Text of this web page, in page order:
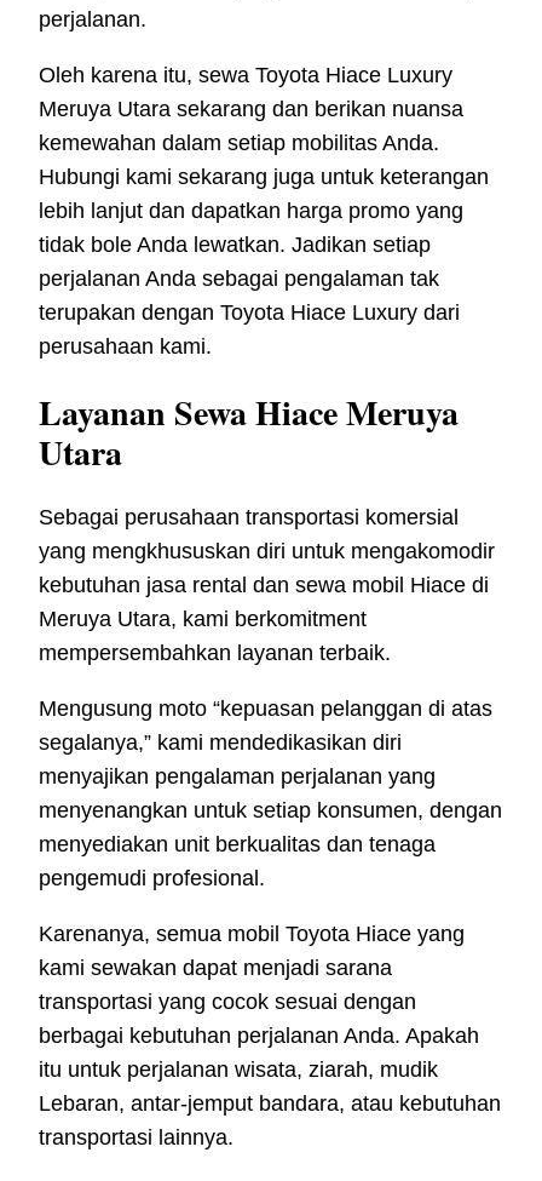
perjalanan.
Oleh karena itu, sewa Toyota Hiace Luxury
Meruya Utara sekarang dan berikan nuansa
kemewahan dalam setiap mobilitas Anda.
Hubungi kami sekarang juga untuk keterangan
lebih lanjut dan dapatkan harga promo yang
tidak bole Anda lewatkan. Jadikan setiap
perjalanan Anda sebagai pengalaman tak
terupakan dengan Toyota Hiace Luxury dari
perusahaan kami.
Layanan Sewa Hiace Meruya
Utara
Sebagai perusahaan transportasi komersial
yang mengkhususkan diri untuk mengakomodir
kebutuhan jasa rental dan sewa mobil Hiace di
Meruya Utara, kami berkomitment
mempersembahkan layanan terbaik.
Mengusung moto “kepuasan pelanggan di atas
segalanya,” kami mendedikasikan diri
menyajikan pengalaman perjalanan yang
menyenangkan untuk setiap konsumen, dengan
menyediakan unit berkualitas dan tenaga
pengemudi profesional.
Karenanya, semua mobil Toyota Hiace yang
kami sewakan dapat menjadi sarana
transportasi yang cocok sesuai dengan
berbagai kebutuhan perjalanan Anda. Apakah
itu untuk perjalanan wisata, ziarah, mudik
Lebaran, antar-jemput bandara, atau kebutuhan
transportasi lainnya.